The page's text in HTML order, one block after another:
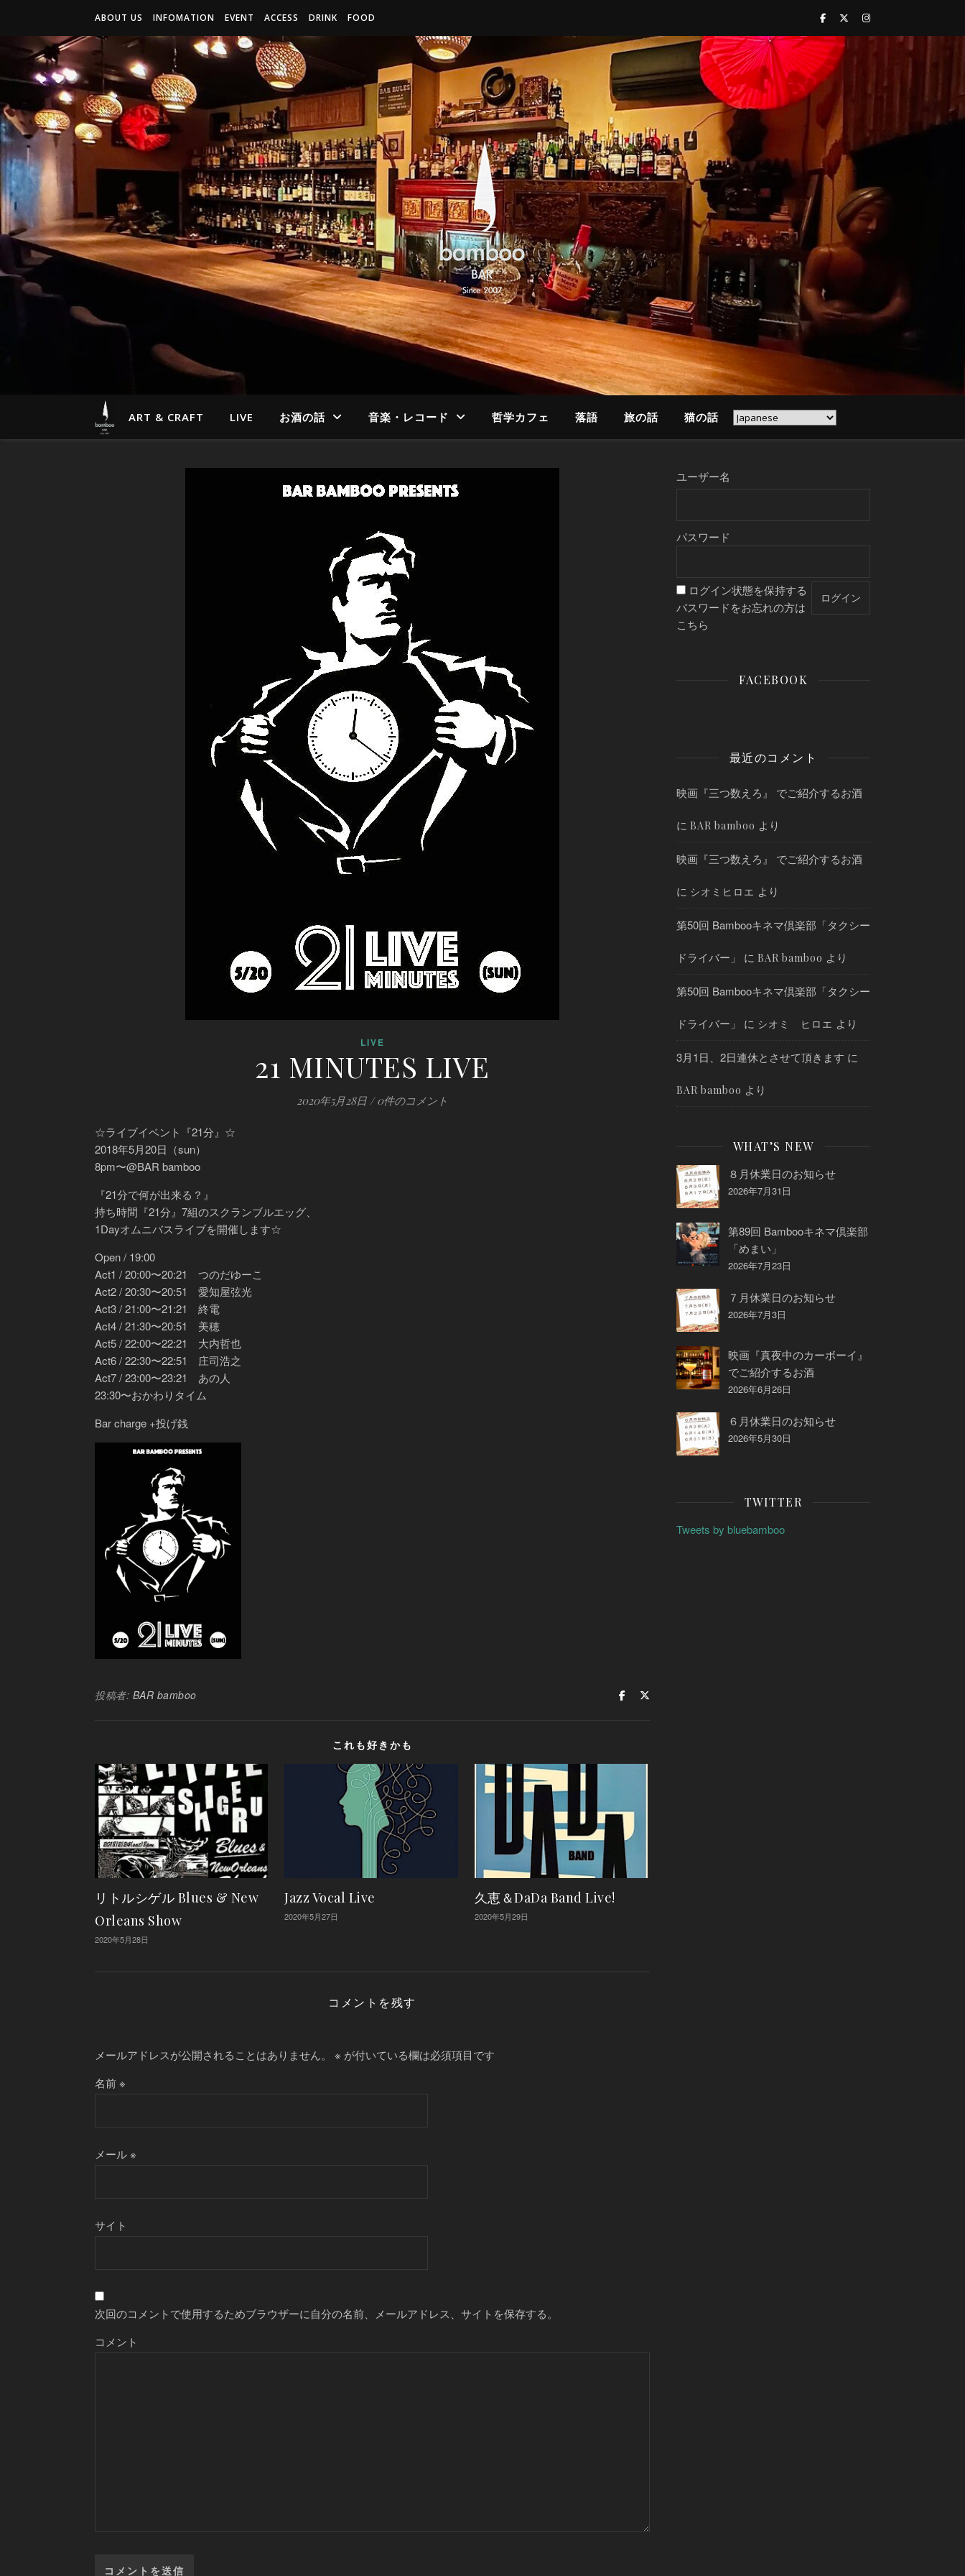
ABOUT US INFOMATION EVENT ACCESS DRINK FOOD
ART & CRAFT LIVE お酒の話 音楽・レコード 哲学カフェ 落語 旅の話 猫の話
LIVE
21 MINUTES LIVE
2020年5月28日 / 0件のコメント
☆ライブイベント『21分』☆
2018年5月20日（sun）
8pm〜@BAR bamboo
『21分で何が出来る？』
持ち時間『21分』7組のスクランブルエッグ、
1Dayオムニバスライブを開催します☆
Open / 19:00
Act1 / 20:00〜20:21 つのだゆーこ
Act2 / 20:30〜20:51 愛知屋弦光
Act3 / 21:00〜21:21 終電
Act4 / 21:30〜20:51 美穂
Act5 / 22:00〜22:21 大内哲也
Act6 / 22:30〜22:51 庄司浩之
Act7 / 23:00〜23:21 あの人
23:30〜おかわりタイム
Bar charge +投げ銭
投稿者: BAR bamboo
これも好きかも
リトルシゲル Blues & New
Orleans Show
2020年5月28日
Jazz Vocal Live
2020年5月27日
久恵＆DaDa Band Live!
2020年5月29日
コメントを残す
メールアドレスが公開されることはありません。 ※ が付いている欄は必須項目です
名前※
メール※
サイト
次回のコメントで使用するためブラウザーに自分の名前、メールアドレス、サイトを保存する。
コメント
ユーザー名
パスワード
ログイン状態を保持する
パスワードをお忘れの方は
こちら
FACEBOOK
最近のコメント
映画『三つ数えろ』 でご紹介するお酒
に BAR bamboo より
映画『三つ数えろ』 でご紹介するお酒
に シオミヒロエ より
第50回 Bambooキネマ倶楽部「タクシー
ドライバー」 に BAR bamboo より
第50回 Bambooキネマ倶楽部「タクシー
ドライバー」 に シオミ ヒロエ より
3月1日、2日連休とさせて頂きます に
BAR bamboo より
WHAT’S NEW
８月休業日のお知らせ
2026年7月31日
第89回 Bambooキネマ倶楽部
「めまい」
2026年7月23日
７月休業日のお知らせ
2026年7月3日
映画『真夜中のカーボーイ』
でご紹介するお酒
2026年6月26日
６月休業日のお知らせ
2026年5月30日
TWITTER
Tweets by bluebamboo